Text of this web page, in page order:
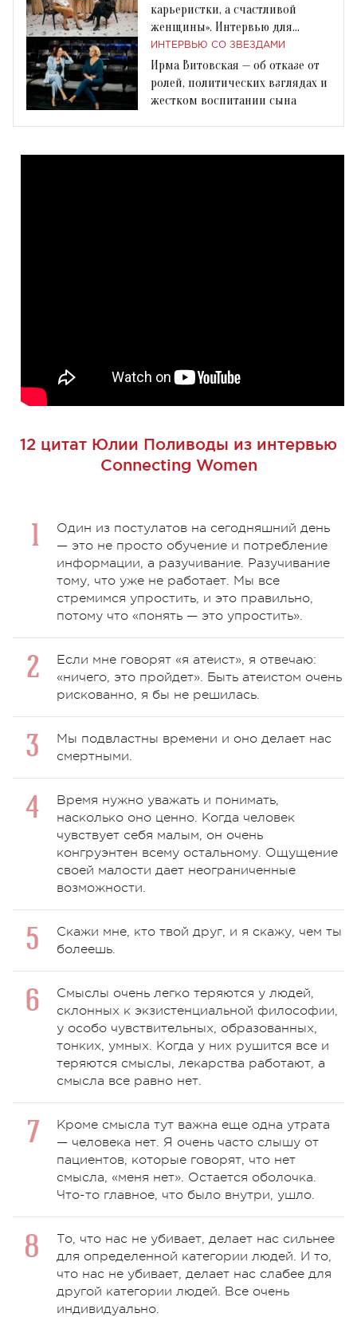
карьеристки, а счастливой
женщины». Интервью для
Connecting Women
ИНТЕРВЬЮ СО ЗВЕЗДАМИ
Ирма Витовская — об отказе от
ролей, политических взглядах и
жестком воспитании сына
12 цитат Юлии Поливоды из интервью
Connecting Women
Один из постулатов на сегодняшний день
— это не просто обучение и потребление
информации, а разучивание. Разучивание
тому, что уже не работает. Мы все
стремимся упростить, и это правильно,
потому что «понять — это упростить».
Если мне говорят «я атеист», я отвечаю:
«ничего, это пройдет». Быть атеистом очень
рискованно, я бы не решилась.
Мы подвластны времени и оно делает нас
смертными.
Время нужно уважать и понимать,
насколько оно ценно. Когда человек
чувствует себя малым, он очень
конгруэнтен всему остальному. Ощущение
своей малости дает неограниченные
возможности.
Скажи мне, кто твой друг, и я скажу, чем ты
болеешь.
Смыслы очень легко теряются у людей,
склонных к экзистенциальной философии,
у особо чувствительных, образованных,
тонких, умных. Когда у них рушится все и
теряются смыслы, лекарства работают, а
смысла все равно нет.
Кроме смысла тут важна еще одна утрата
— человека нет. Я очень часто слышу от
пациентов, которые говорят, что нет
смысла, «меня нет». Остается оболочка.
Что-то главное, что было внутри, ушло.
То, что нас не убивает, делает нас сильнее
для определенной категории людей. И то,
что нас не убивает, делает нас слабее для
другой категории людей. Все очень
индивидуально.